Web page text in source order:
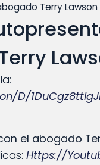
Terry Lawson
d/
el abogado
Https://